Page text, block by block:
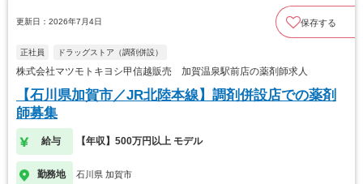
更新日：2026年7月4日 保存する
正社員 ドラッグストア（調剤併設）
株式会社マツモトキヨシ甲信越販売 加賀温泉駅前店の薬剤師求人
【石川県加賀市／JR北陸本線】調剤併設店での薬剤
師募集
給与 【年収】500万円以上 モデル
勤務地 石川県 加賀市